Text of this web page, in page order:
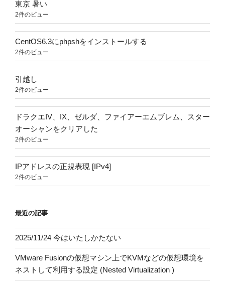
東京 暑い
2件のビュー
CentOS6.3にphpshをインストールする
2件のビュー
引越し
2件のビュー
ドラクエIV、IX、ゼルダ、ファイアーエムブレム、スター
オーシャンをクリアした
2件のビュー
IPアドレスの正規表現 [IPv4]
2件のビュー
最近の記事
2025/11/24 今はいたしかたない
VMware Fusionの仮想マシン上でKVMなどの仮想環境を
ネストして利用する設定 (Nested Virtualization )